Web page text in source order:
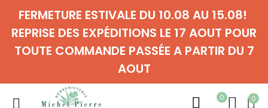
FERMETURE ESTIVALE DU 10.08 AU 15.08!
REPRISE DES EXPÉDITIONS LE 17 AOUT POUR
TOUTE COMMANDE PASSÉE A PARTIR DU 7
AOUT
0 0